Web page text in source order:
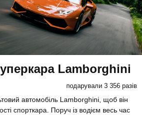
Lamborghini
подарували 3 356 разів
автомобіль Lamborghini, щоб він
спорткара. Поруч із водієм весь час